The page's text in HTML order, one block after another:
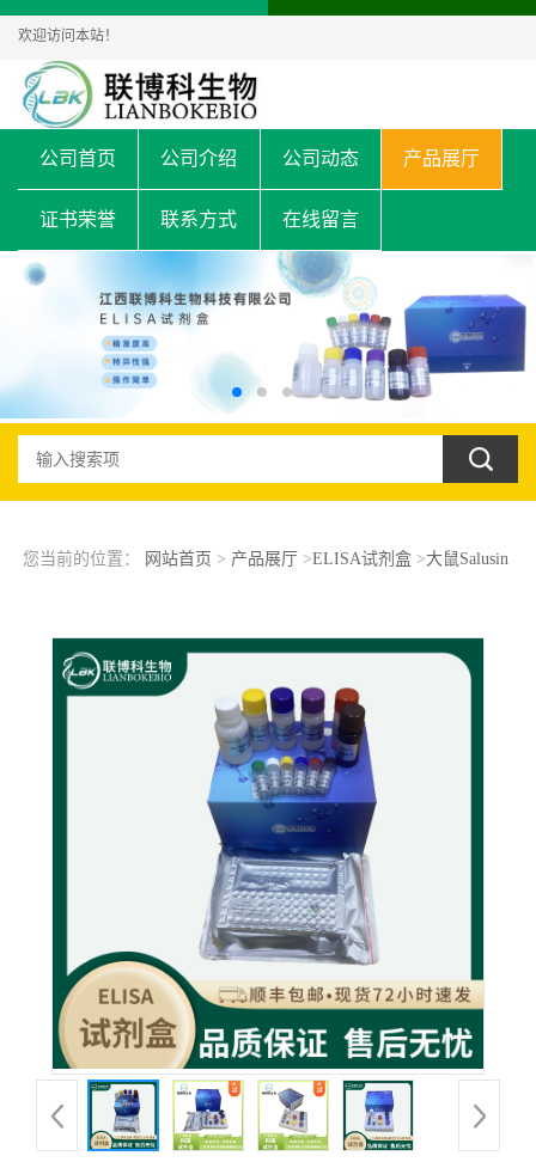
欢迎访问本站！
公司首页 公司介绍 公司动态 产品展厅
证书荣誉 联系方式 在线留言
您当前的位置： 网站首页 > 产品展厅 >ELISA试剂盒>大鼠Salusin